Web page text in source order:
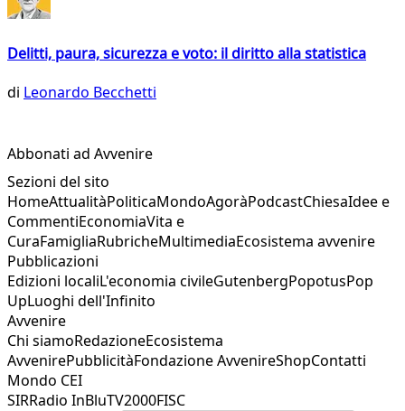
Delitti, paura, sicurezza e voto: il diritto alla statistica
di Leonardo Becchetti
Abbonati ad Avvenire
Sezioni del sito
HomeAttualitàPoliticaMondoAgoràPodcastChiesaIdee e
CommentiEconomiaVita e
CuraFamigliaRubricheMultimediaEcosistema avvenire
Pubblicazioni
Edizioni localiL'economia civileGutenbergPopotusPop
UpLuoghi dell'Infinito
Avvenire
Chi siamoRedazioneEcosistema
AvvenirePubblicitàFondazione AvvenireShopContatti
Mondo CEI
SIRRadio InBluTV2000FISC